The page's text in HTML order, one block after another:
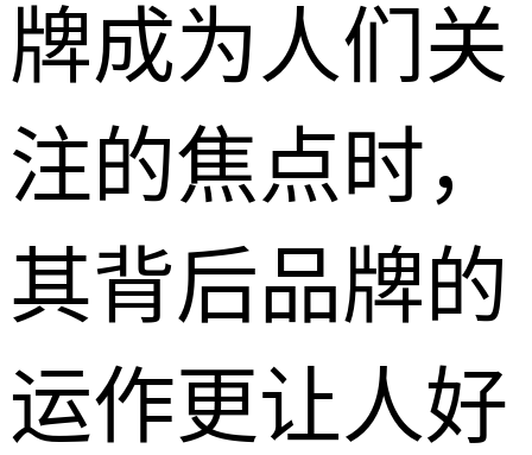
牌成为人们关
注的焦点时，
其背后品牌的
运作更让人好